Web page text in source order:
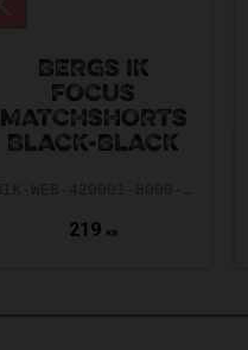
BERGS IK
FOCUS
MATCHSHORTS
BLACK-BLACK
219 KR